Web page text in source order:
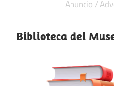
Biblioteca del